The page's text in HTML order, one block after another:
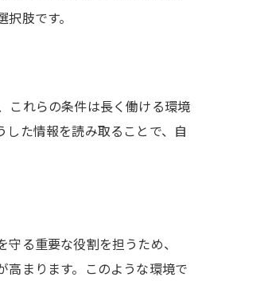
肢です。
これらの条件は長く働ける環境
た情報を読み取ることで、自
る重要な役割を担うため、
高まります。このような環境で